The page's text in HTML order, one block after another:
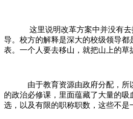
这里说明改革方案中并没有
导。校方的解释是深大的校级领导
表。一个人要去移山，就把山上的草
由于教育资源由政府分配，
的政治必修课，里面蕴藏了大量的
选，以及有限的职称职数，这些不是